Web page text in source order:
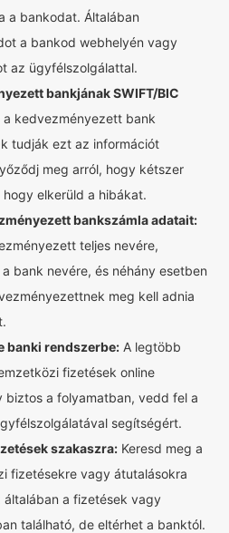
a bankodat. Általában
a bankod webhelyén vagy
az ügyfélszolgálattal.
bankjának SWIFT/BIC
a kedvezményezett bank
tudják ezt az információt
meg arról, hogy kétszer
elkerüld a hibákat.
bankszámla adatait:
teljes nevére,
bank nevére, és néhány esetben
meg kell adnia
banki rendszerbe: A legtöbb
fizetések online
biztos a folyamatban, vedd fel a
segítségért.
szakaszra: Keresd meg a
fizetésekre vagy átutalásokra
a fizetések vagy
található, de eltérhet a banktól.